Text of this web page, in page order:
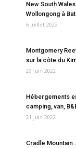
New South
Wollongong à
6 juillet 2022
Montgomery
sur la côte du
29 juin 2022
Hébergements
camping, van,
21 juin 2022
Cradle Mountain